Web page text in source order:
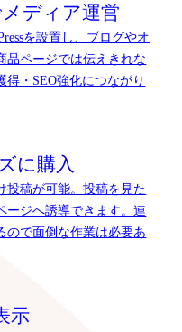
メディア運営
を設置し、ブログやオ
品ページでは伝えきれな
・SEO強化につながり
に購入
投稿が可能。投稿を見た
ージへ誘導できます。連
ので面倒な作業は必要あ
示